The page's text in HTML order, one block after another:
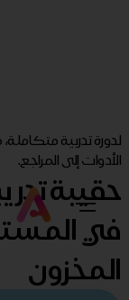
لدورة تدربية
الأدوات إلى المراجع.
حقيبة
في
المخزون